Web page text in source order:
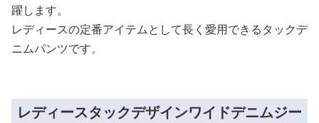
躍します。
レディースの定番アイテムとして長く愛用できるタックデ
ニムパンツです。
レディースタックデザインワイドデニムジー